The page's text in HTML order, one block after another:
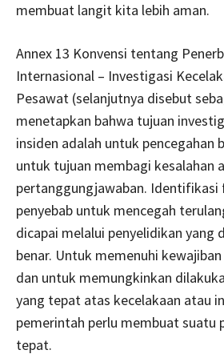
membuat langit kita lebih aman.
Annex 13 Konvensi tentang
Internasional – Investigasi
Pesawat (selanjutnya disebut
menetapkan bahwa tujuan
insiden adalah untuk pencegahan
untuk tujuan membagi kesalahan
pertanggungjawaban.
penyebab untuk mencegah
dicapai melalui penyelidikan yang
benar. Untuk memenuhi
dan untuk memungkinkan
yang tepat atas kecelakaan atau
pemerintah perlu membuat suatu
tepat.